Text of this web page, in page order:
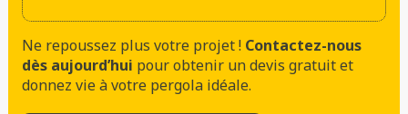
Ne repoussez plus votre projet ! Contactez-nous
dès aujourd’hui pour obtenir un devis gratuit et
donnez vie à votre pergola idéale.